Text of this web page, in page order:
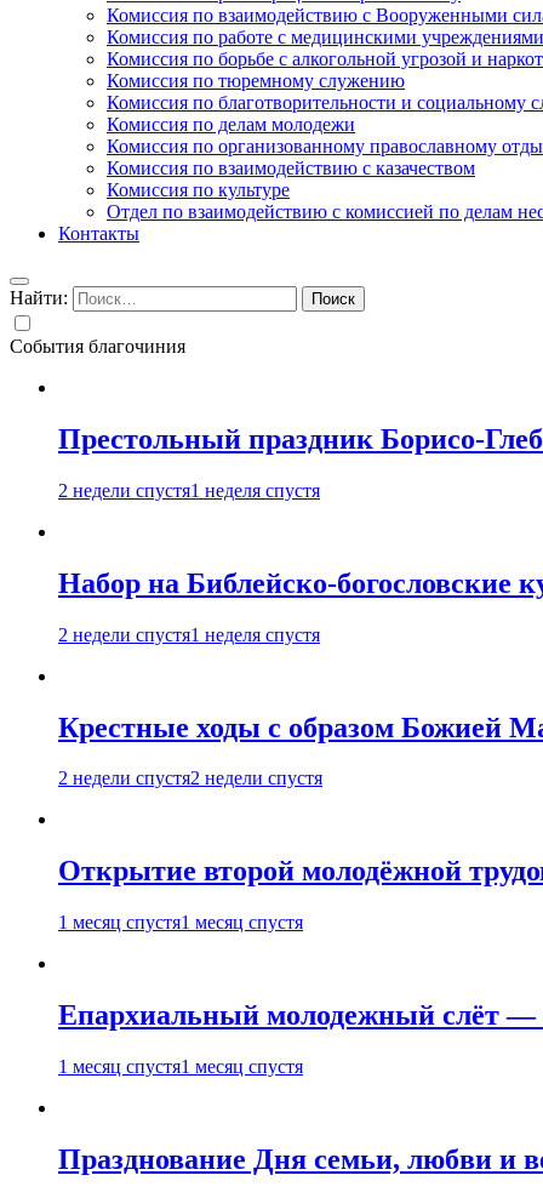
Комиссия по взаимодействию с Вооруженными
Комиссия по работе с медицинскими учреждениями
Комиссия по борьбе с алкогольной угрозой и
Комиссия по тюремному служению
Комиссия по благотворительности и социальному
Комиссия по делам молодежи
Комиссия по организованному православному
Комиссия по взаимодействию с казачеством
Комиссия по культуре
Отдел по взаимодействию с комиссией по делам
Контакты
Найти:
События благочиния
Престольный праздник Борисо-
2 недели спустя1 неделя спустя
Набор на Библейско-богословские
2 недели спустя1 неделя спустя
Крестные ходы с образом Божией
2 недели спустя2 недели спустя
Открытие второй молодёжной
1 месяц спустя1 месяц спустя
Епархиальный молодежный слёт —
1 месяц спустя1 месяц спустя
Празднование Дня семьи, любви и